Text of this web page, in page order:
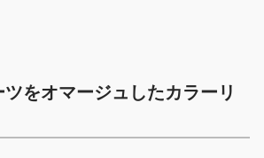
をオマージュしたカラーリ